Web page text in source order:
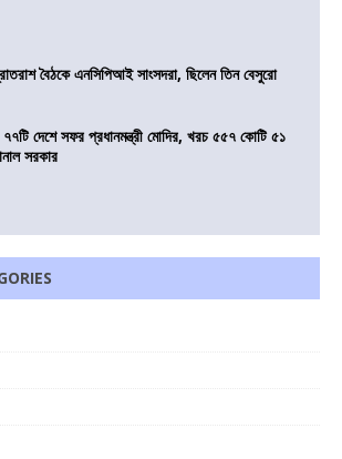
বৈঠকে এনসিপিআই সাংসদরা, ছিলেন তিন বেসুরো
দেশে সফর প্রধানমন্ত্রী মোদির, খরচ ৫৫৭ কোটি ৫১
সরকার